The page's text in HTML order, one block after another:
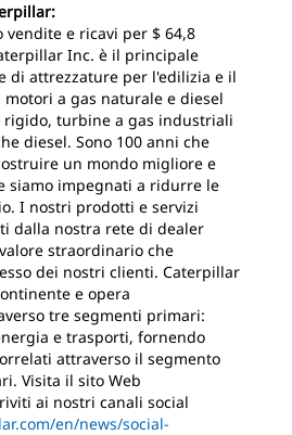
e ricavi per $ 64,8
Inc. è il principale
di attrezzature per l'edilizia e il
a gas naturale e diesel
turbine a gas industriali
diesel. Sono 100 anni che
un mondo migliore e
siamo impegnati a ridurre le
I nostri prodotti e servizi
dalla nostra rete di dealer
straordinario che
dei nostri clienti. Caterpillar
e opera
tre segmenti primari:
e trasporti, fornendo
attraverso il segmento
Visita il sito Web
ai nostri canali social
en/news/social-